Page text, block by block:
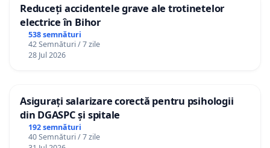
Reduceți accidentele grave ale trotinetelor
electrice în Bihor
538 semnături
42 Semnături / 7 zile
28 Jul 2026
Asigurați salarizare corectă pentru psihologii
din DGASPC și spitale
192 semnături
40 Semnături / 7 zile